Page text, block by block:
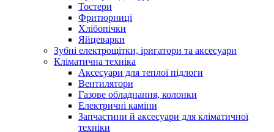
Тостери
Фритюрниці
Хлібопічки
Яйцеварки
Зубні електрощітки, іригатори та аксесуари
Кліматична техніка
Аксесуари для теплої підлоги
Вентилятори
Газове обладнання, колонки
Електричні каміни
Запчастини й аксесуари для кліматичної
техніки